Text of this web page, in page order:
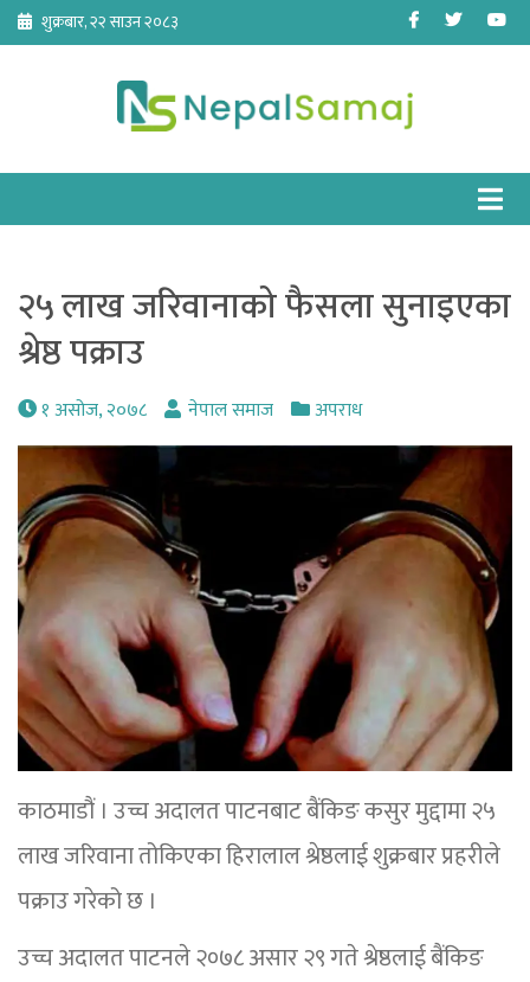
Skip
content
शुक्रबार, २२ साउन २०८३ Facebook
Twitter
२५ लाख जरिवानाको फैसला सुनाइएका
श्रेष्ठ पक्राउ
१ असोज, २०७८ नेपाल समाज अपराध
काठमाडौं । उच्च अदालत पाटनबाट बैंकिङ कसुर मुद्दामा २५
लाख जरिवाना तोकिएका हिरालाल श्रेष्ठलाई शुक्रबार प्रहरीले
पक्राउ गरेको छ ।
उच्च अदालत पाटनले २०७८ असार २९ गते श्रेष्ठलाई बैंकिङ